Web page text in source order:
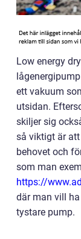
Low energy
ett vakuum
utsidan.
skiljer sig
så viktigt är
behovet och
som man
https://
där man vill
tystare pump.